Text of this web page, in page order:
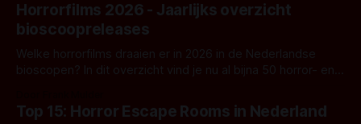
Horrorfilms 2026 - Jaarlijks overzicht
bioscoopreleases
Welke horrorfilms draaien er in 2026 in de Nederlandse
bioscopen? In dit overzicht vind je nu al bijna 50 horror- en
Top 15: Horror Escape Rooms in Nederland